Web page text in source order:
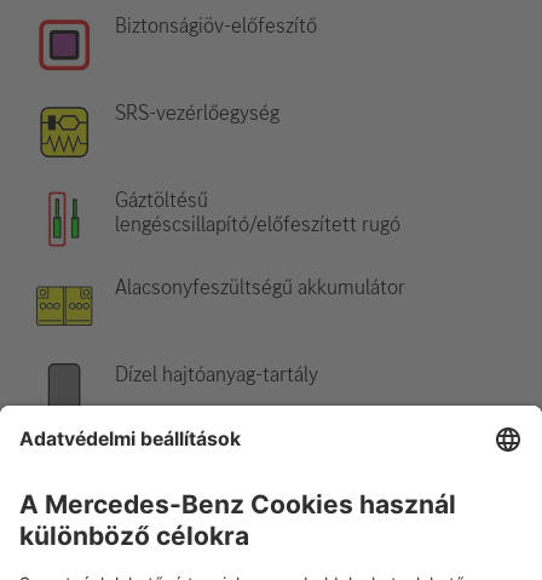
Biztonságiöv-előfeszítő
SRS-vezérlőegység
Gáztöltésű
lengéscsillapító/előfeszített rugó
Alacsonyfeszültségű akkumulátor
Dízel hajtóanyag-tartály